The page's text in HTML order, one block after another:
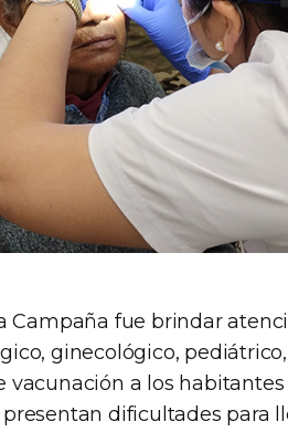
Campaña fue brindar
ginecológico,
vacunación a los
dificultades para